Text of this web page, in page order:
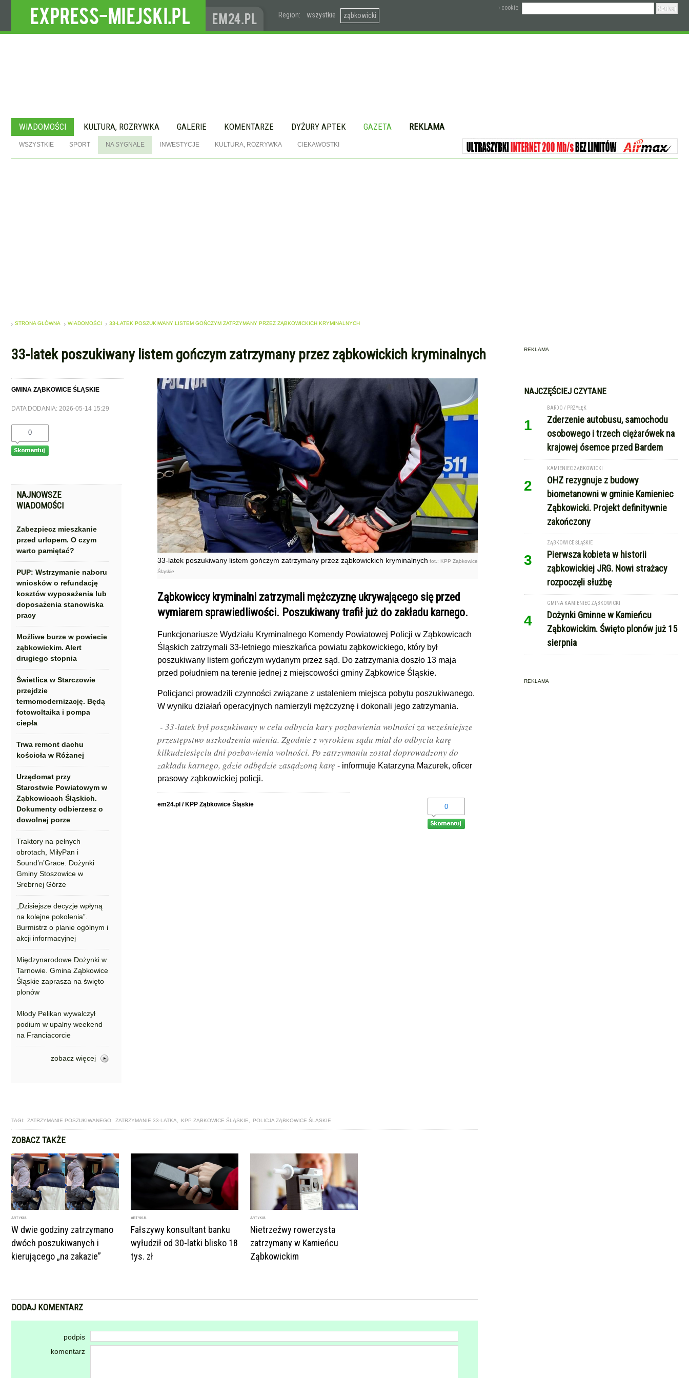
Region: wszystkie ząbkowicki
› cookie
WIADOMOŚCI KULTURA, ROZRYWKA GALERIE KOMENTARZE DYŻURY APTEK GAZETA REKLAMA
WSZYSTKIE SPORT NA SYGNALE INWESTYCJE KULTURA, ROZRYWKA CIEKAWOSTKI
STRONA GŁÓWNA WIADOMOŚCI 33-LATEK POSZUKIWANY LISTEM GOŃCZYM ZATRZYMANY PRZEZ ZĄBKOWICKICH KRYMINALNYCH
33-latek poszukiwany listem gończym zatrzymany przez ząbkowickich kryminalnych
GMINA ZĄBKOWICE ŚLĄSKIE
DATA DODANIA: 2026-05-14 15:29
0
NAJNOWSZE
WIADOMOŚCI
Zabezpiecz mieszkanie
przed urlopem. O czym
warto pamiętać?
PUP: Wstrzymanie naboru
wniosków o refundację
kosztów wyposażenia lub
doposażenia stanowiska
pracy
Możliwe burze w powiecie
ząbkowickim. Alert
drugiego stopnia
Świetlica w Starczowie
przejdzie
termomodernizację. Będą
fotowoltaika i pompa
ciepła
Trwa remont dachu
kościoła w Różanej
Urzędomat przy
Starostwie Powiatowym w
Ząbkowicach Śląskich.
Dokumenty odbierzesz o
dowolnej porze
Traktory na pełnych
obrotach, MiłyPan i
Sound’n’Grace. Dożynki
Gminy Stoszowice w
Srebrnej Górze
„Dzisiejsze decyzje wpłyną
na kolejne pokolenia”.
Burmistrz o planie ogólnym i
akcji informacyjnej
Międzynarodowe Dożynki w
Tarnowie. Gmina Ząbkowice
Śląskie zaprasza na święto
plonów
Młody Pelikan wywalczył
podium w upalny weekend
na Franciacorcie
zobacz więcej
33-latek poszukiwany listem gończym zatrzymany przez ząbkowickich kryminalnych fot.: KPP Ząbkowice
Śląskie
Ząbkowiccy kryminalni zatrzymali mężczyznę ukrywającego się przed
wymiarem sprawiedliwości. Poszukiwany trafił już do zakładu karnego.
Funkcjonariusze Wydziału Kryminalnego Komendy Powiatowej Policji w Ząbkowicach
Śląskich zatrzymali 33-letniego mieszkańca powiatu ząbkowickiego, który był
poszukiwany listem gończym wydanym przez sąd. Do zatrzymania doszło 13 maja
przed południem na terenie jednej z miejscowości gminy Ząbkowice Śląskie.
Policjanci prowadzili czynności związane z ustaleniem miejsca pobytu poszukiwanego.
W wyniku działań operacyjnych namierzyli mężczyznę i dokonali jego zatrzymania.
- 33-latek był poszukiwany w celu odbycia kary pozbawienia wolności za wcześniejsze
przestępstwo uszkodzenia mienia. Zgodnie z wyrokiem sądu miał do odbycia karę
kilkudziesięciu dni pozbawienia wolności. Po zatrzymaniu został doprowadzony do
zakładu karnego, gdzie odbędzie zasądzoną karę - informuje Katarzyna Mazurek, oficer
prasowy ząbkowickiej policji.
em24.pl / KPP Ząbkowice Śląskie 0
TAGI: ZATRZYMANIE POSZUKIWANEGO ZATRZYMANIE 33-LATKA KPP ZĄBKOWICE ŚLĄSKIE POLICJA ZĄBKOWICE ŚLĄSKIE
ZOBACZ TAKŻE
ARTYKUŁ
W dwie godziny zatrzymano
dwóch poszukiwanych i
kierującego „na zakazie”
ARTYKUŁ
Fałszywy konsultant banku
wyłudził od 30-latki blisko 18
tys. zł
ARTYKUŁ
Nietrzeźwy rowerzysta
zatrzymany w Kamieńcu
Ząbkowickim
DODAJ KOMENTARZ
podpis
komentarz
REKLAMA
NAJCZĘŚCIEJ CZYTANE
1
BARDO / PRZYŁĘK
Zderzenie autobusu, samochodu
osobowego i trzech ciężarówek na
krajowej ósemce przed Bardem
2
KAMIENIEC ZĄBKOWICKI
OHZ rezygnuje z budowy
biometanowni w gminie Kamieniec
Ząbkowicki. Projekt definitywnie
zakończony
3
ZĄBKOWICE ŚLĄSKIE
Pierwsza kobieta w historii
ząbkowickiej JRG. Nowi strażacy
rozpoczęli służbę
4
GMINA KAMIENIEC ZĄBKOWICKI
Dożynki Gminne w Kamieńcu
Ząbkowickim. Święto plonów już 15
sierpnia
REKLAMA